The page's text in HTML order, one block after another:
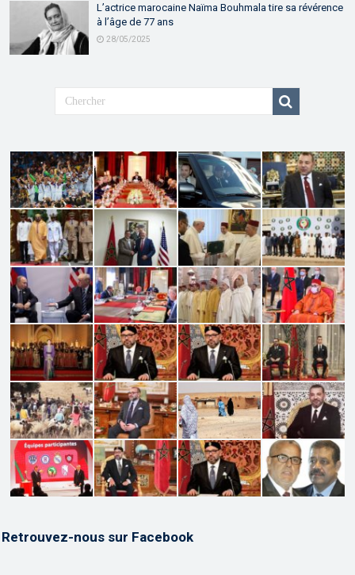
L’actrice marocaine Naïma Bouhmala tire sa révérence
à l’âge de 77 ans
28/05/2025
Retrouvez-nous sur Facebook